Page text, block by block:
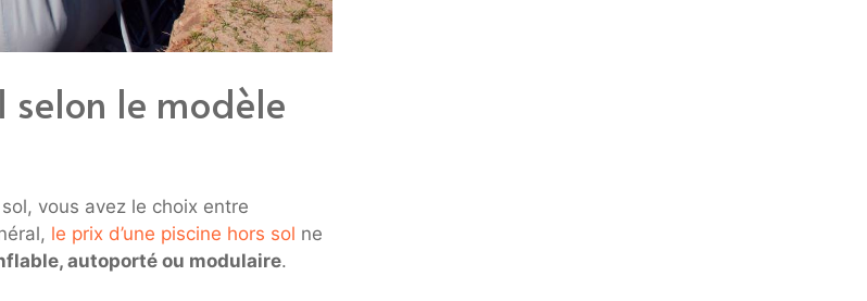
selon le modèle
vous avez le choix entre
le prix d’une piscine hors sol ne
autoporté ou modulaire.